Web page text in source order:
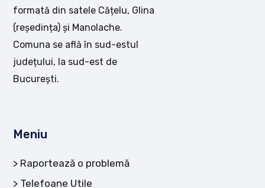
formată din satele Cățelu, Glina
(reședința) și Manolache.
Comuna se află în sud-estul
județului, la sud-est de
București.
Meniu
Raportează o problemă
Telefoane Utile